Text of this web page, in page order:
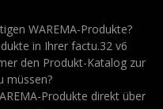
WAREMA-Produkte?
in Ihrer factu.32 v6
den Produkt-Katalog zur
müssen?
Produkte direkt über